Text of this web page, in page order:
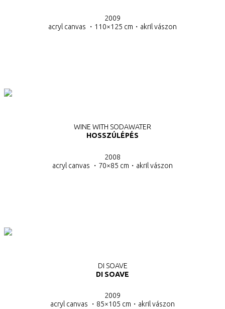
2009
acryl canvas ・110×125 cm・ akril vászon
WINE WITH SODAWATER
HOSSZÚLÉPÉS
2008
acryl canvas ・70×85 cm・ akril vászon
DI SOAVE
DI SOAVE
2009
acryl canvas ・85×105 cm・ akril vászon